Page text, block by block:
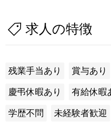
求人の特徴
残業手当あり 賞与あり
慶弔休暇あり 有給休暇
学歴不問 未経験者歓迎